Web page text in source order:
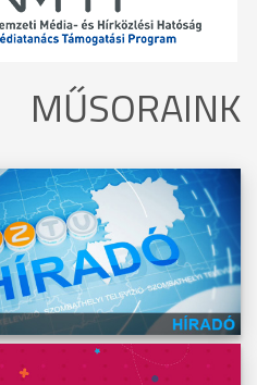
MŰSORAINK